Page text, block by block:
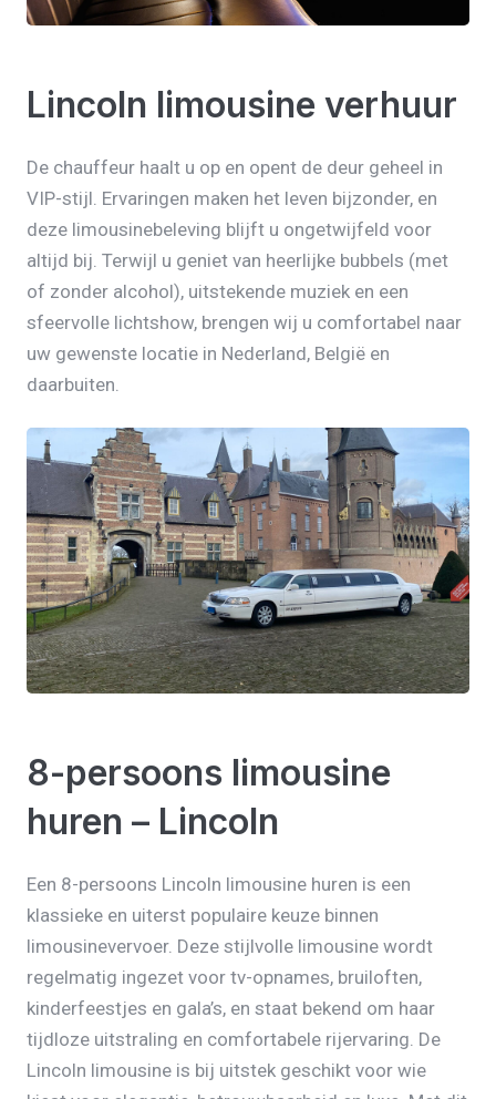
Lincoln limousine verhuur
De chauffeur haalt u op en opent de deur geheel in
VIP-stijl. Ervaringen maken het leven bijzonder, en
deze limousinebeleving blijft u ongetwijfeld voor
altijd bij. Terwijl u geniet van heerlijke bubbels (met
of zonder alcohol), uitstekende muziek en een
sfeervolle lichtshow, brengen wij u comfortabel naar
uw gewenste locatie in Nederland, België en
daarbuiten.
8-persoons limousine
huren – Lincoln
Een 8-persoons Lincoln limousine huren is een
klassieke en uiterst populaire keuze binnen
limousinevervoer. Deze stijlvolle limousine wordt
regelmatig ingezet voor tv-opnames, bruiloften,
kinderfeestjes en gala’s, en staat bekend om haar
tijdloze uitstraling en comfortabele rijervaring. De
Lincoln limousine is bij uitstek geschikt voor wie